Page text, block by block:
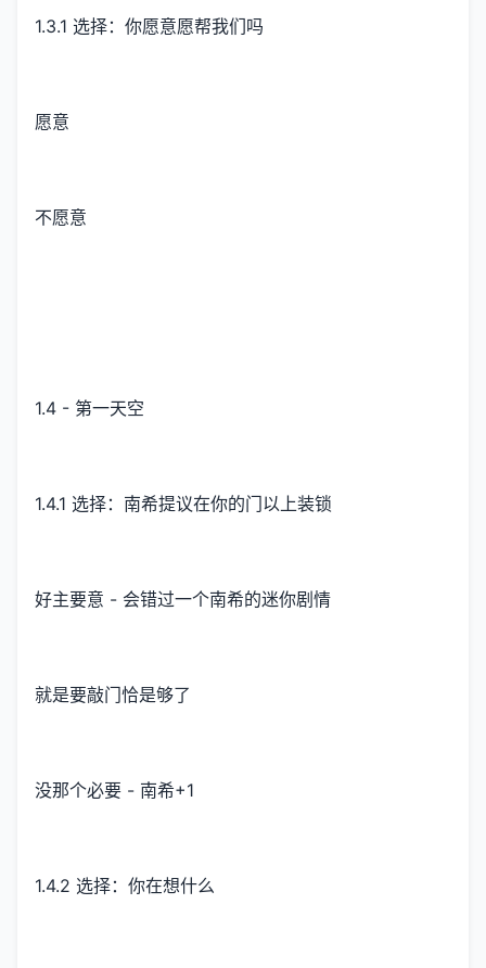
1.3.1 选择：你愿意愿帮我们吗
愿意
不愿意
1.4 - 第一天空
1.4.1 选择：南希提议在你的门以上装锁
好主要意 - 会错过一个南希的迷你剧情
就是要敲门恰是够了
没那个必要 - 南希+1
1.4.2 选择：你在想什么